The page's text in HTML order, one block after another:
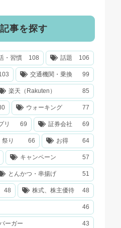
事を探す
・習慣 108 話題 106
交通機関・乗換 99
楽天（Rakuten） 85
ウォーキング 77
リ 69 証券会社 69
祭り 66 お得 64
キャンペーン 57
とんかつ・串揚げ 51
48 株式、株主優待 48
46
ーガー 43